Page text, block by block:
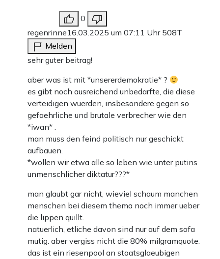
0
regenrinne16.03.2025 um 07:11 Uhr 508T
Melden
sehr guter beitrag!
aber was ist mit *unsererdemokratie* ?
es gibt noch ausreichend unbedarfte, die diese
verteidigen wuerden, insbesondere gegen so
gefaehrliche und brutale verbrecher wie den
*iwan* .
man muss den feind politisch nur geschickt
aufbauen.
*wollen wir etwa alle so leben wie unter putins
unmenschlicher diktatur???*
man glaubt gar nicht, wieviel schaum manchen
menschen bei diesem thema noch immer ueber
die lippen quillt.
natuerlich, etliche davon sind nur auf dem sofa
mutig. aber vergiss nicht die 80% milgramquote.
das ist ein riesenpool an staatsglaeubigen